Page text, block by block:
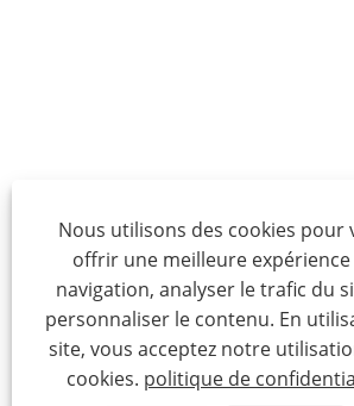
Nous utilisons des cookies pour
offrir une meilleure expérience
navigation, analyser le trafic du
personnaliser le contenu. En
site, vous acceptez notre
cookies. politique de